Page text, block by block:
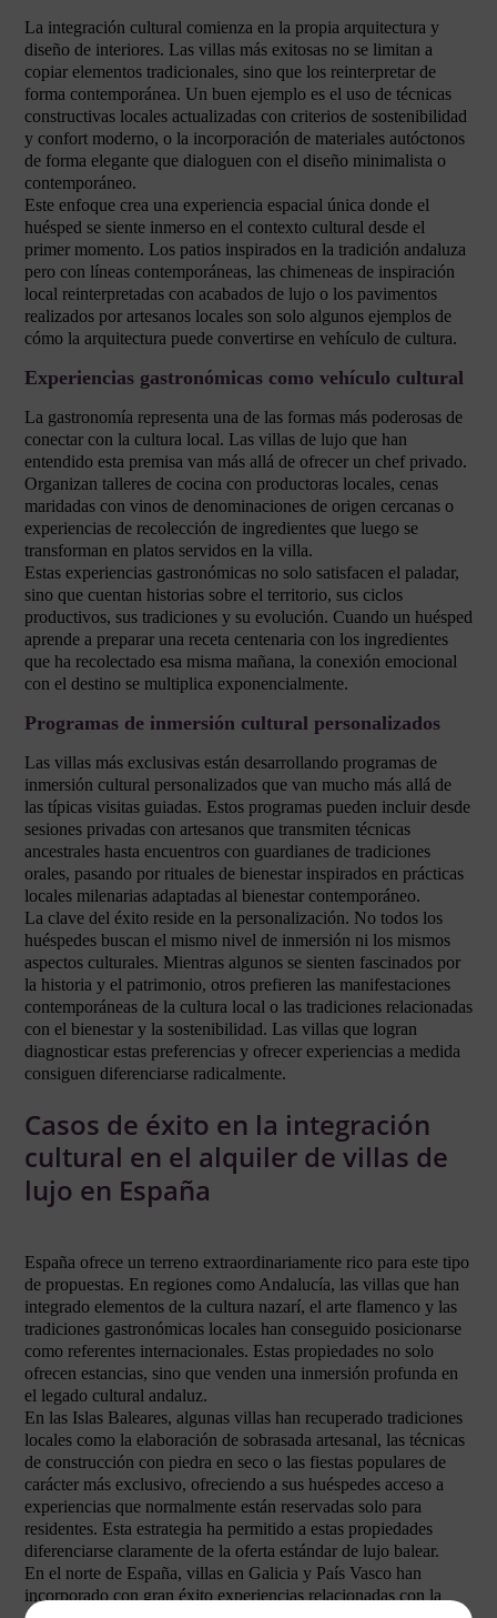
La integración cultural comienza en la propia arquitectura y
diseño de interiores. Las villas más exitosas no se limitan a
copiar elementos tradicionales, sino que los reinterpretar de
forma contemporánea. Un buen ejemplo es el uso de técnicas
constructivas locales actualizadas con criterios de sostenibilidad
y confort moderno, o la incorporación de materiales autóctonos
de forma elegante que dialoguen con el diseño minimalista o
contemporáneo.
Este enfoque crea una experiencia espacial única donde el
huésped se siente inmerso en el contexto cultural desde el
primer momento. Los patios inspirados en la tradición andaluza
pero con líneas contemporáneas, las chimeneas de inspiración
local reinterpretadas con acabados de lujo o los pavimentos
realizados por artesanos locales son solo algunos ejemplos de
cómo la arquitectura puede convertirse en vehículo de cultura.
Experiencias gastronómicas como vehículo cultural
La gastronomía representa una de las formas más poderosas de
conectar con la cultura local. Las villas de lujo que han
entendido esta premisa van más allá de ofrecer un chef privado.
Organizan talleres de cocina con productoras locales, cenas
maridadas con vinos de denominaciones de origen cercanas o
experiencias de recolección de ingredientes que luego se
transforman en platos servidos en la villa.
Estas experiencias gastronómicas no solo satisfacen el paladar,
sino que cuentan historias sobre el territorio, sus ciclos
productivos, sus tradiciones y su evolución. Cuando un huésped
aprende a preparar una receta centenaria con los ingredientes
que ha recolectado esa misma mañana, la conexión emocional
con el destino se multiplica exponencialmente.
Programas de inmersión cultural personalizados
Las villas más exclusivas están desarrollando programas de
inmersión cultural personalizados que van mucho más allá de
las típicas visitas guiadas. Estos programas pueden incluir desde
sesiones privadas con artesanos que transmiten técnicas
ancestrales hasta encuentros con guardianes de tradiciones
orales, pasando por rituales de bienestar inspirados en prácticas
locales milenarias adaptadas al bienestar contemporáneo.
La clave del éxito reside en la personalización. No todos los
huéspedes buscan el mismo nivel de inmersión ni los mismos
aspectos culturales. Mientras algunos se sienten fascinados por
la historia y el patrimonio, otros prefieren las manifestaciones
contemporáneas de la cultura local o las tradiciones relacionadas
con el bienestar y la sostenibilidad. Las villas que logran
diagnosticar estas preferencias y ofrecer experiencias a medida
consiguen diferenciarse radicalmente.
Casos de éxito en la integración
cultural en el alquiler de villas de
lujo en España
España ofrece un terreno extraordinariamente rico para este tipo
de propuestas. En regiones como Andalucía, las villas que han
integrado elementos de la cultura nazarí, el arte flamenco y las
tradiciones gastronómicas locales han conseguido posicionarse
como referentes internacionales. Estas propiedades no solo
ofrecen estancias, sino que venden una inmersión profunda en
el legado cultural andaluz.
En las Islas Baleares, algunas villas han recuperado tradiciones
locales como la elaboración de sobrasada artesanal, las técnicas
de construcción con piedra en seco o las fiestas populares de
carácter más exclusivo, ofreciendo a sus huéspedes acceso a
experiencias que normalmente están reservadas solo para
residentes. Esta estrategia ha permitido a estas propiedades
diferenciarse claramente de la oferta estándar de lujo balear.
En el norte de España, villas en Galicia y País Vasco han
incorporado con gran éxito experiencias relacionadas con la